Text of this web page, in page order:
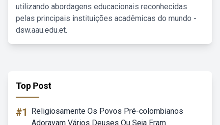
utilizando abordagens educacionais reconhecidas
pelas principais instituições acadêmicas do mundo -
dsw.aau.edu.et.
Top Post
#1
Religiosamente Os Povos Pré-colombianos
Adoravam Vários Deuses Ou Seja Eram